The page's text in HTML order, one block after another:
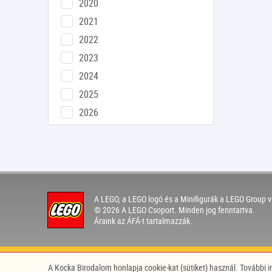
2020
2021
2022
2023
2024
2025
2026
A LEGO, a LEGO logó és a Minifigurák a LEGO Group
© 2026 A LEGO Csoport. Minden jog fenntartva.
Áraink az ÁFÁ-t tartalmazzák.
Vásárlási információk Szállítási és fizetési információk
A Kocka Birodalom honlapja cookie-kat (sütiket) használ. További